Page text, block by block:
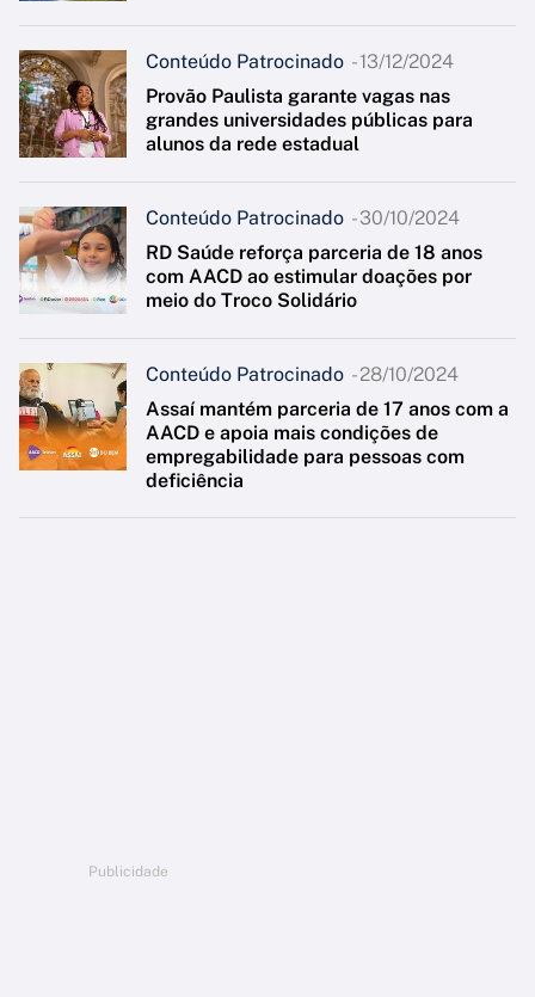
Conteúdo Patrocinado - 13/12/2024
Provão Paulista garante vagas nas
grandes universidades públicas para
alunos da rede estadual
Conteúdo Patrocinado - 30/10/2024
RD Saúde reforça parceria de 18 anos
com AACD ao estimular doações por
meio do Troco Solidário
Conteúdo Patrocinado - 28/10/2024
Assaí mantém parceria de 17 anos com a
AACD e apoia mais condições de
empregabilidade para pessoas com
deficiência
Publicidade